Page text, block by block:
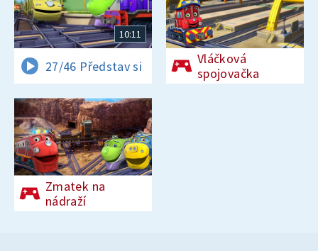
10:11
27/46 Představ si
Vláčková
spojovačka
Zmatek na
nádraží